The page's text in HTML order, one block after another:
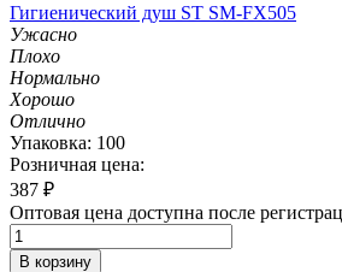
Гигиенический душ ST SM-FX505
Ужасно
Плохо
Нормально
Хорошо
Отлично
Упаковка: 100
Розничная цена:
387 ₽
Оптовая цена доступна после
В корзину